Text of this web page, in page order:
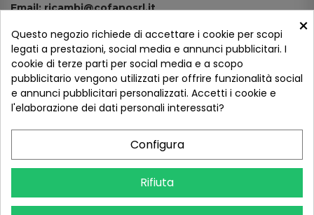
Email: ricambi@cofanosrl.it
Tel.: +39 080 44 13 478
WhatsApp: +39 334 98 51 100
Metodi di pagamento
×
Questo negozio richiede di accettare i cookie per scopi
legati a prestazioni, social media e annunci pubblicitari. I
cookie di terze parti per social media e a scopo
pubblicitario vengono utilizzati per offrire funzionalità social
e annunci pubblicitari personalizzati. Accetti i cookie e
l'elaborazione dei dati personali interessati?
Configura
Rifiuta